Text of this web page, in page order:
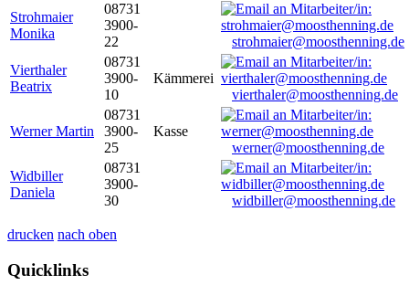
Strohmaier
Monika
08731
3900-
22
strohmaier@moosthenning.de
Vierthaler
Beatrix
08731
3900-
10
Kämmerei
vierthaler@moosthenning.de
Werner Martin
08731
3900-
25
Kasse
werner@moosthenning.de
Widbiller
Daniela
08731
3900-
30
widbiller@moosthenning.de
drucken nach oben
Quicklinks